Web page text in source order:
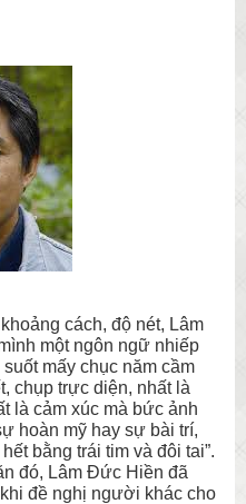
cách, độ nét, Lâm
một ngôn ngữ nhiếp
mấy chục năm cầm
chụp trực diện, nhất là
là cảm xúc mà bức ảnh
hoàn mỹ hay sự bài trí,
bằng trái tim và đôi tai”.
đó, Lâm Đức Hiền đã
đề nghị người khác cho